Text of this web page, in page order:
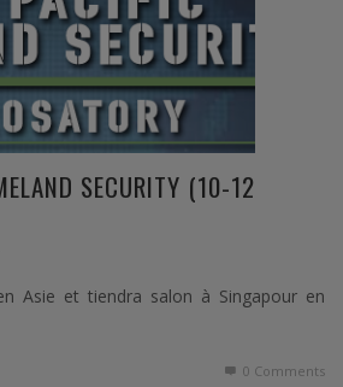
SECURITY (10-12
Asie et tiendra salon à Singapour en
0 Comments